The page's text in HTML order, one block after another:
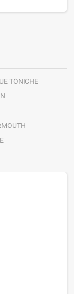
TONICHE